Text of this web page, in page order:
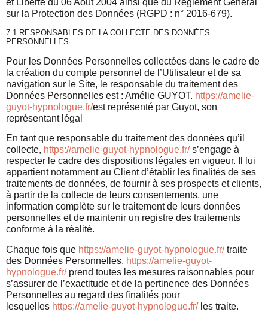
et Liberté du 06 Août 2004 ainsi que du Règlement Général
sur la Protection des Données (RGPD : n° 2016-679).
7.1 RESPONSABLES DE LA COLLECTE DES DONNÉES
PERSONNELLES
Pour les Données Personnelles collectées dans le cadre de
la création du compte personnel de l’Utilisateur et de sa
navigation sur le Site, le responsable du traitement des
Données Personnelles est : Amélie GUYOT. https://amelie-
guyot-hypnologue.fr/est représenté par Guyot, son
représentant légal
En tant que responsable du traitement des données qu’il
collecte, https://amelie-guyot-hypnologue.fr/s’engage à
respecter le cadre des dispositions légales en vigueur. Il lui
appartient notamment au Client d’établir les finalités de ses
traitements de données, de fournir à ses prospects et clients,
à partir de la collecte de leurs consentements, une
information complète sur le traitement de leurs données
personnelles et de maintenir un registre des traitements
conforme à la réalité.
Chaque fois que https://amelie-guyot-hypnologue.fr/traite
des Données Personnelles, https://amelie-guyot-
hypnologue.fr/prend toutes les mesures raisonnables pour
s’assurer de l’exactitude et de la pertinence des Données
Personnelles au regard des finalités pour
lesquelles https://amelie-guyot-hypnologue.fr/les traite.